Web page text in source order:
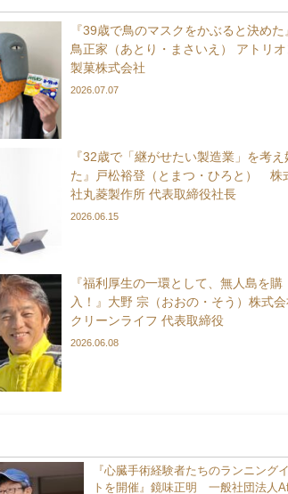
『39歳で鳥のマスクをかぶると決めた
鳥正家（あとり・まさいえ） アトリ
製菓株式会社
2026.07.07
『32歳で「継がせたい製造業」を考え
た』戸松裕登（とまつ・ひろと） 株
社丸菱製作所 代表取締役社長
2026.06.15
『福利厚生の一環として、無人島を購
入！』大野 宗（おおの・そう）株式
クリーンライフ 代表取締役
2026.06.08
『心臓手術経験者たちのランニング
トを開催』鏡味正明 一般社団法人